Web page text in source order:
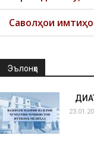
Саволҳои
Эълонҳо